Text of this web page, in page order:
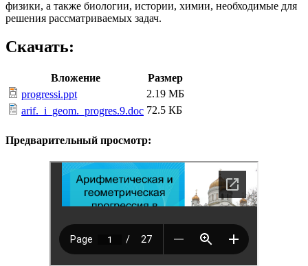
физики, а также биологии, истории, химии, необходимые для
решения рассматриваемых задач.
Скачать:
Вложение
Размер
progressi.ppt
2.19 МБ
arif._i_geom._progres.9.doc 72.5 КБ
Предварительный просмотр: